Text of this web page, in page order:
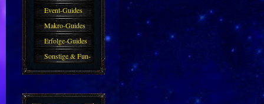
Event-Guides
Makro-Guides
Erfolge-Guides
Sonstige & Fun-
Guides